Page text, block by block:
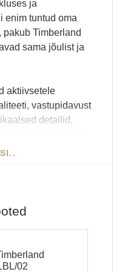
ja
enim tuntud oma
Timberland
sama jõulist ja
aktiivsetele
vastupidavust
detailid,
need kellad
stiil02